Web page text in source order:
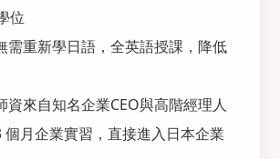
位
需重新學日語，全英語授課，降低
資來自知名企業CEO與高階經理人
月企業實習，直接進入日本企業